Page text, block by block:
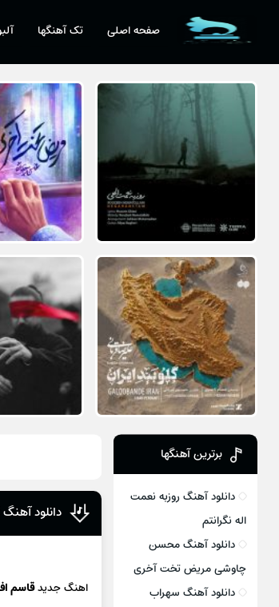
صفحه اصلی تک آهنگها
دانلود
اهنگ جدیدقاسم
برترین آهنگها
دانلود آهنگ روزبه نعمت
اله نگرانتم
دانلود آهنگ محسن
چاوشی مریض تخت آخری
دانلود آهنگ سهراب